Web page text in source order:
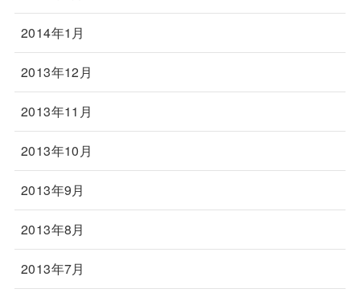
2014年1月
2013年12月
2013年11月
2013年10月
2013年9月
2013年8月
2013年7月